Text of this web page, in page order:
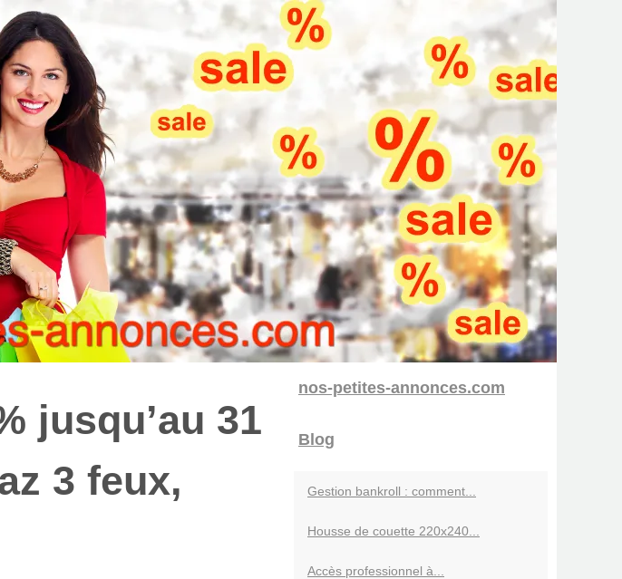
jusqu’au 31
3 feux,
nos-petites-annonces.com
Blog
Gestion bankroll : comment...
Housse de couette 220x240...
Accès professionnel à...